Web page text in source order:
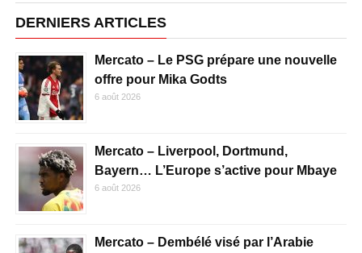
DERNIERS ARTICLES
Mercato – Le PSG prépare une nouvelle
offre pour Mika Godts
6 août 2026
Mercato – Liverpool, Dortmund,
Bayern… L’Europe s’active pour Mbaye
6 août 2026
Mercato – Dembélé visé par l’Arabie